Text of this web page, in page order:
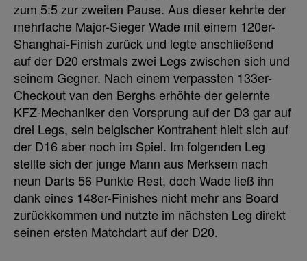
zum 5:5 zur zweiten Pause. Aus dieser kehrte der
mehrfache Major-Sieger Wade mit einem 120er-
Shanghai-Finish zurück und legte anschließend
auf der D20 erstmals zwei Legs zwischen sich und
seinem Gegner. Nach einem verpassten 133er-
Checkout van den Berghs erhöhte der gelernte
KFZ-Mechaniker den Vorsprung auf der D3 gar auf
drei Legs, sein belgischer Kontrahent hielt sich auf
der D16 aber noch im Spiel. Im folgenden Leg
stellte sich der junge Mann aus Merksem nach
neun Darts 56 Punkte Rest, doch Wade ließ ihn
dank eines 148er-Finishes nicht mehr ans Board
zurückkommen und nutzte im nächsten Leg direkt
seinen ersten Matchdart auf der D20.